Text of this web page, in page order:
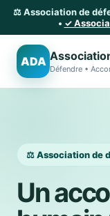
⚖️ Association de
• ✓
ADA
Défendre •
⚖️ Association de
Un